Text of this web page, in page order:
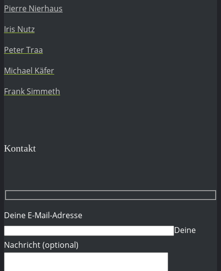
Pierre Nierhaus
Iris Nutz
Peter Traa
Michael Käfer
Frank Simmeth
Kontakt
Deine E-Mail-Adresse
Deine
Nachricht (optional)